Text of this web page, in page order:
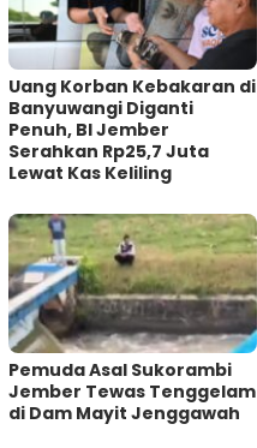
Uang Korban Kebakaran di
Banyuwangi Diganti
Penuh, BI Jember
Serahkan Rp25,7 Juta
Lewat Kas Keliling
Pemuda Asal Sukorambi
Jember Tewas Tenggelam
di Dam Mayit Jenggawah